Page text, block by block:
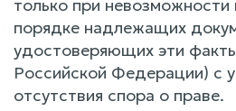
только при невозможности
порядке надлежащих
удостоверяющих эти
Российской Федерации) с
отсутствия спора о праве.